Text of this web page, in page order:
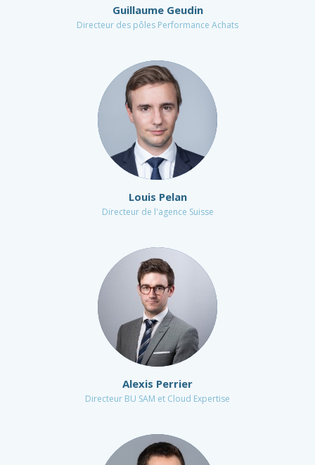
Guillaume Geudin
Directeur des pôles Performance Achats
Louis Pelan
Directeur de l'agence Suisse
Alexis Perrier
Directeur BU SAM et Cloud Expertise